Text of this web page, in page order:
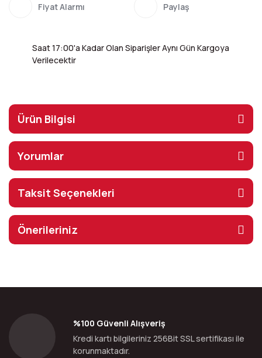
Fiyat Alarmı Paylaş
Saat 17:00'a Kadar Olan Siparişler Aynı Gün Kargoya
Verilecektir
Ürün Bilgisi
Yorumlar
Taksit Seçenekleri
Önerileriniz
%100 Güvenli Alışveriş
Kredi kartı bilgileriniz 256Bit SSL sertifikası ile
korunmaktadır.